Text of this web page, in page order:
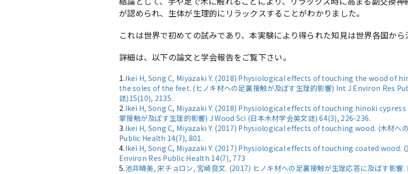
が認められ、生体が生理的にリラックスすることがわかりました。
これは世界で初めての試みであり、本実験により得られた知見は世界各国から
詳細は、以下の論文と学会報告をご覧下さい。
1.Ikei H, Song C, Miyazaki Y. (2018) Physiological effects of touching the wood of
the soles of the feet. (ヒノキ材への足裏接触が及ぼす生理的影響) Int J Environ Res
誌)15(10), 2135.
2.Ikei H, Song C, Miyazaki Y. (2018) Physiological effects of touching hinoki
掌接触が及ぼす生理的影響) J Wood Sci (日本木材学会英文誌) 64(3), 226-236.
3.Ikei H, Song C, Miyazaki Y. (2017) Physiological effects of touching wood. (木材へ
Public Health 14(7), 801.
4.Ikei H, Song C, Miyazaki Y. (2017) Physiological effects of touching coated wood. (
Environ Res Public Health 14(7), 773
5.池井晴美, 宋チョロン, 宮崎良文. (2017) ヒノキ材への足裏接触が生理応答に及ぼす影